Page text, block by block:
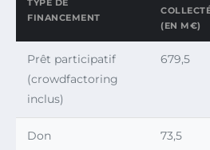
TYPE DE
FINANCEMENT
(EN M€)
Prêt participatif
(crowdfactoring
inclus)
679,5
Don 73,5